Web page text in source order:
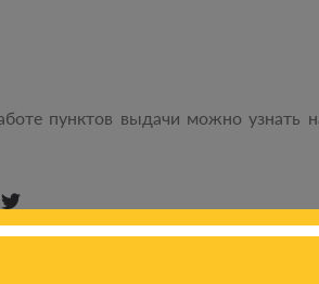
пунктов выдачи можно узнать